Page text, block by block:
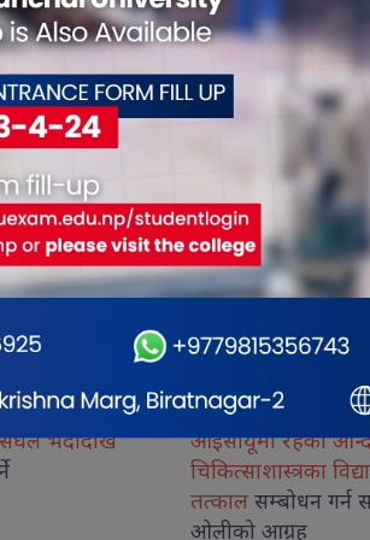
आन्दोलनरत
विद्यार्थीको माग
विषयभन्दा बाहिर
समय दुरुपयोग नगर्न
रुलिङ माग